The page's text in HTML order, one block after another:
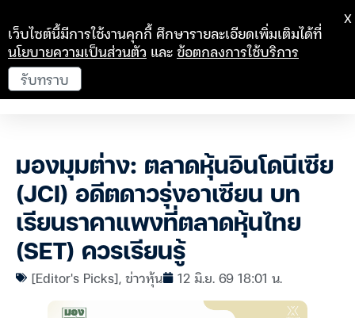
มองมุมต่าง: ตลาดหุ้นอินโดนีเซีย
(JCI) อดีตดาวรุ่งอาเซียน บท
เรียนราคาแพงที่ตลาดหุ้นไทย
(SET) ควรเรียนรู้
[Editor's Picks],ข่าวหุ้น 12 มิ.ย. 69 18:01 น.
เว็บไซต์นี้มีการใช้งานคุกกี้ ศึกษารายละเอียดเพิ่มเติมได้ที่
นโยบายความเป็นส่วนตัว และข้อตกลงการใช้บริการ
รับทราบ
X